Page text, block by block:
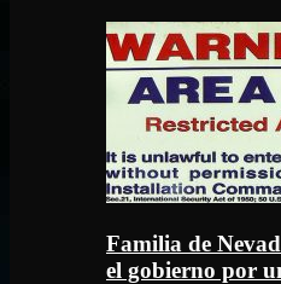
Familia de
el gobierno por